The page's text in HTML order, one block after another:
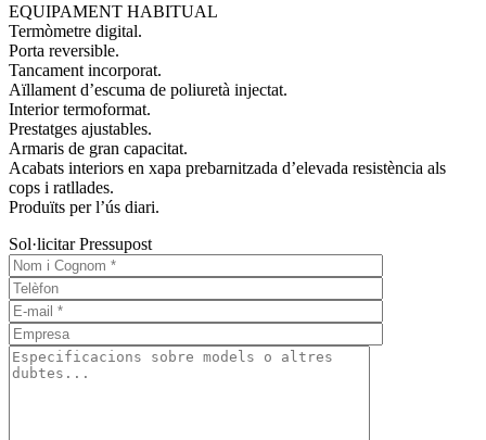
EQUIPAMENT HABITUAL
Termòmetre digital.
Porta reversible.
Tancament incorporat.
Aïllament d’escuma de poliuretà injectat.
Interior termoformat.
Prestatges ajustables.
Armaris de gran capacitat.
Acabats interiors en xapa prebarnitzada d’elevada resistència als
cops i ratllades.
Produïts per l’ús diari.
Sol·licitar Pressupost